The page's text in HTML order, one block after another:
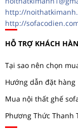
http://
http://
HỖ TRỢ KHÁCH
Tại sao nên chọn
Hướng dẫn đặt hàng
Mua nội thất ghế
Phương Thức Thanh